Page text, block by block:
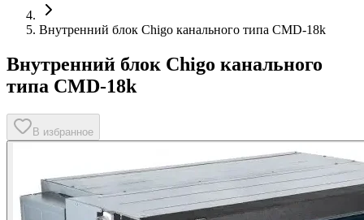
Внутренний блок Chigo канального типа CMD-18k
Внутренний блок Chigo канального
типа CMD-18k
В избранное